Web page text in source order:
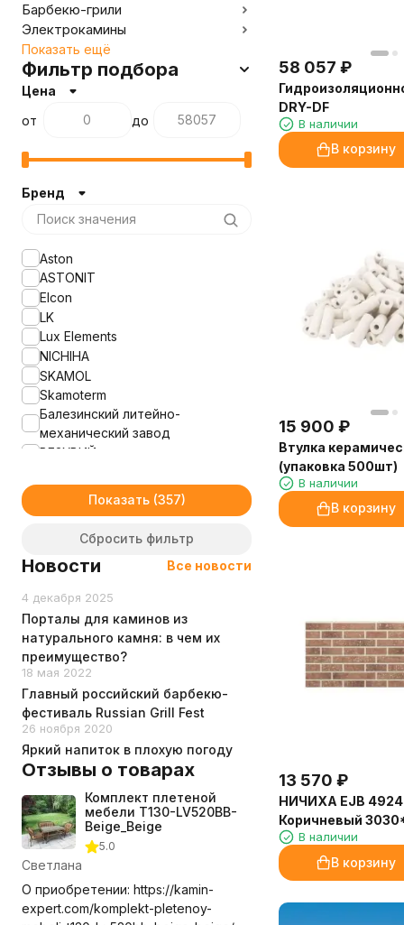
58 057 ₽
DRY-DF
В наличии
В корзину
15 900 ₽
Втулка
(упаковка 500шт)
В наличии
В корзину
13 570 ₽
НИЧИХА EJB 4924
Коричневый
В наличии
В корзину
Барбекю-грили
Электрокамины
Показать ещё
Фильтр подбора
Цена
от
до
Бренд
Aston
ASTONIT
Elcon
LK
Lux Elements
NICHIHA
SKAMOL
Skamoterm
Балезинский литейно-
механический завод
ВЕЗУВИЙ
Терракот
Показать
Сбросить фильтр
Новости Все новости
4 декабря 2025
Порталы для каминов из
натурального камня: в чем их
преимущество?
18 мая 2022
Главный российский барбекю-
фестиваль Russian Grill Fest
26 ноября 2020
Яркий напиток в плохую погоду
Отзывы о товарах
Комплект плетеной
мебели T130-LV520BB-
Beige_Beige
5.0
Светлана
О приобретении: https://kamin-
expert.com/komplekt-pletenoy-